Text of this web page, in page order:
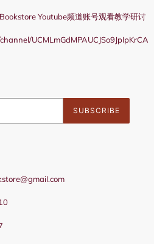
Youtube频道账号观看教学研讨
UCMLmGdMPAUCJSo9JpIpKrCA
SUBSCRIBE